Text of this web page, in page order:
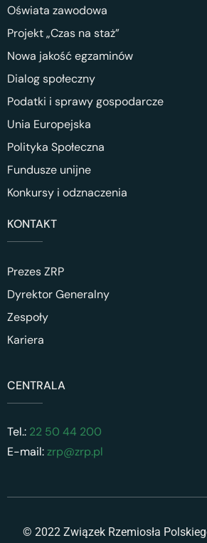
Oświata zawodowa
Projekt „Czas na staż”
Nowa jakość egzaminów
Dialog społeczny
Podatki i sprawy gospodarcze
Unia Europejska
Polityka Społeczna
Fundusze unijne
Konkursy i odznaczenia
KONTAKT
Prezes ZRP
Dyrektor Generalny
Zespoły
Kariera
CENTRALA
Tel.: 22 50 44 200
E-mail:zrp@zrp.pl
© 2022 Związek Rzemiosła